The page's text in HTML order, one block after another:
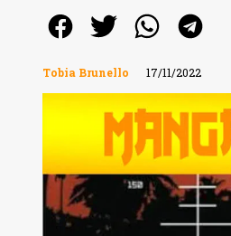
Tobia Brunello 17/11/2022